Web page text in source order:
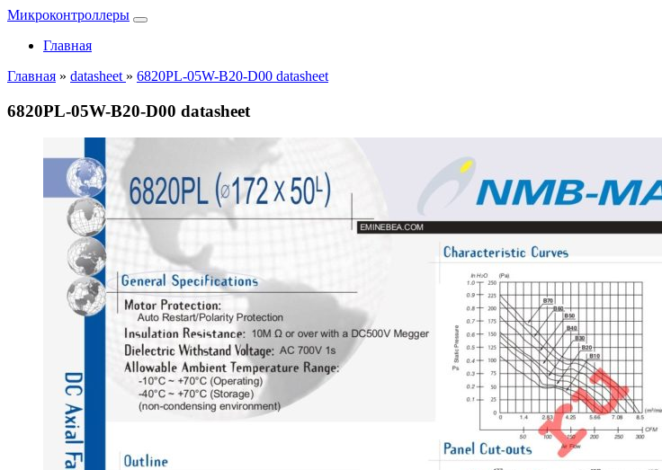
Микроконтроллеры
Главная
Главная » datasheet » 6820PL-05W-B20-D00 datasheet
6820PL-05W-B20-D00 datasheet